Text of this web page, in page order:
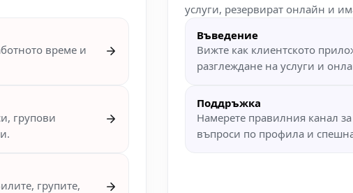
време и
групови
групите,
услуги, резервират онлайн и
Въведение
Вижте как клиентското
разглеждане на услуги и
Поддръжка
Намерете правилния канал
въпроси по профила и